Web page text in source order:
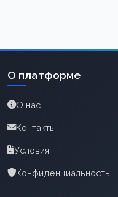
О платформе
О нас
Контакты
Условия
Конфиденциальность